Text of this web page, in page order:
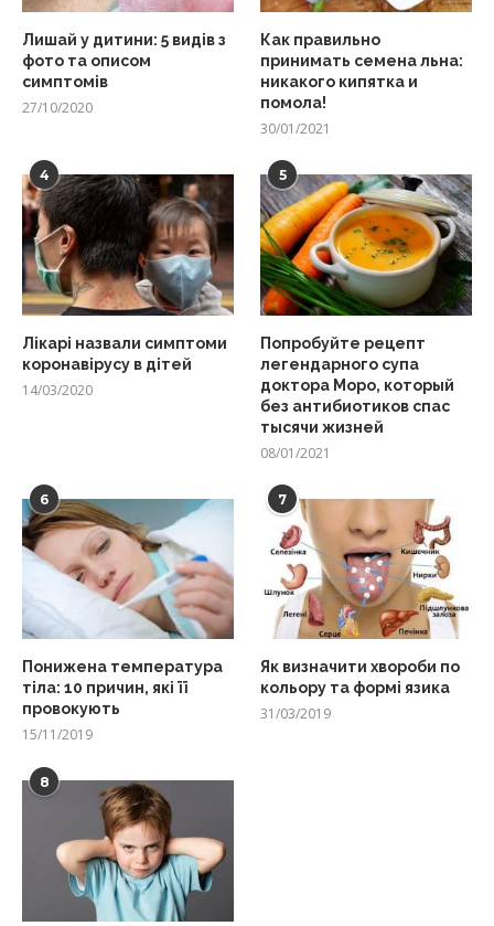
Лишай у дитини: 5 видів з
фото та описом
симптомів
27/10/2020
Как правильно
принимать семена льна:
никакого кипятка и
помола!
30/01/2021
4
Лікарі назвали симптоми
коронавірусу в дітей
14/03/2020
5
Попробуйте рецепт
легендарного супа
доктора Моро, который
без антибиотиков спас
тысячи жизней
08/01/2021
6
Понижена температура
тіла: 10 причин, які її
провокують
15/11/2019
7
Як визначити хвороби по
кольору та формі язика
31/03/2019
8